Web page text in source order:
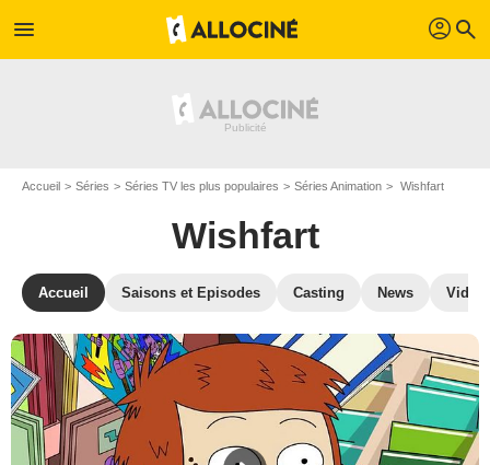
menu profil search
Accueil Séries Séries TV les plus populaires Séries Animation Wishfart
Wishfart
Accueil Saisons et Episodes Casting News